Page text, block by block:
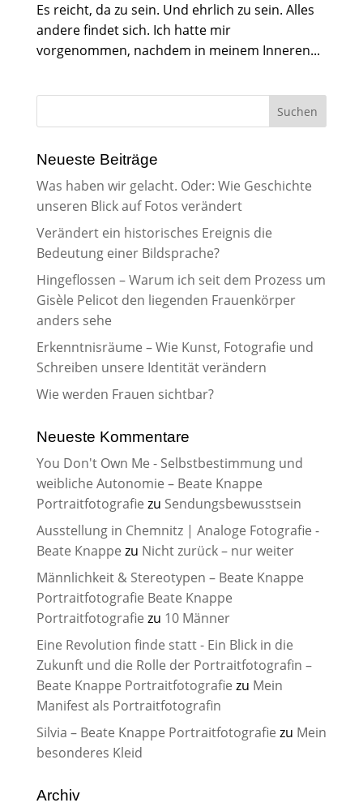
Es reicht, da zu sein. Und ehrlich zu sein. Alles
andere findet sich. Ich hatte mir
vorgenommen, nachdem in meinem Inneren...
Neueste Beiträge
Was haben wir gelacht. Oder: Wie Geschichte
unseren Blick auf Fotos verändert
Verändert ein historisches Ereignis die
Bedeutung einer Bildsprache?
Hingeflossen – Warum ich seit dem Prozess um
Gisèle Pelicot den liegenden Frauenkörper
anders sehe
Erkenntnisräume – Wie Kunst, Fotografie und
Schreiben unsere Identität verändern
Wie werden Frauen sichtbar?
Neueste Kommentare
You Don't Own Me - Selbstbestimmung und
weibliche Autonomie – Beate Knappe
Portraitfotografie zu Sendungsbewusstsein
Ausstellung in Chemnitz | Analoge Fotografie -
Beate Knappe zu Nicht zurück – nur weiter
Männlichkeit & Stereotypen – Beate Knappe
Portraitfotografie Beate Knappe
Portraitfotografie zu 10 Männer
Eine Revolution finde statt - Ein Blick in die
Zukunft und die Rolle der Portraitfotografin –
Beate Knappe Portraitfotografie zu Mein
Manifest als Portraitfotografin
Silvia – Beate Knappe Portraitfotografie zu Mein
besonderes Kleid
Archiv